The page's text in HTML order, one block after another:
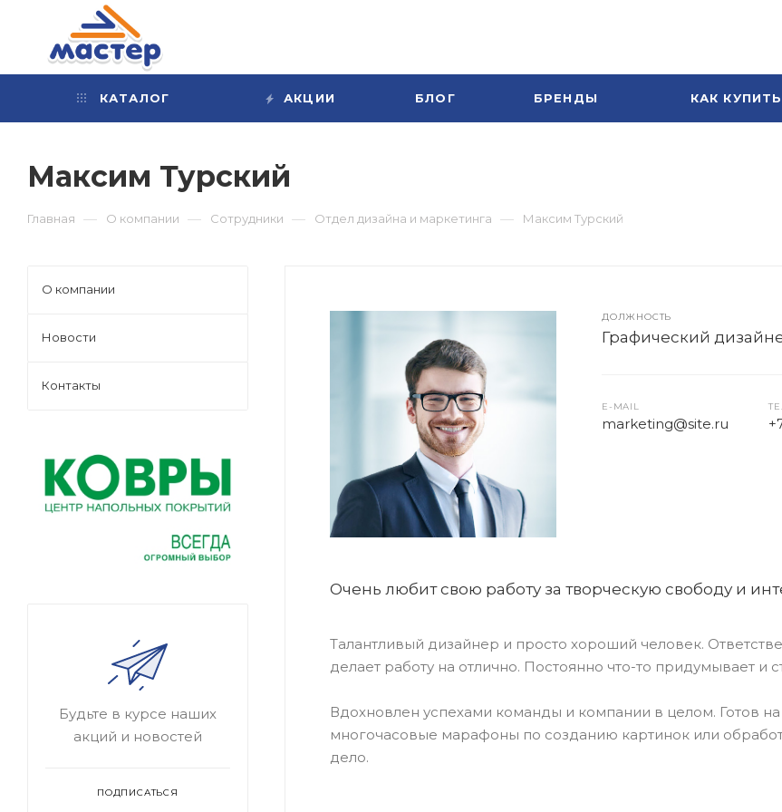
КАТАЛОГ АКЦИИ БЛОГ БРЕНДЫ КАК КУПИТЬ
Максим Турский
Главная — О компании — Сотрудники — Отдел дизайна и маркетинга — Максим Турский
ДОЛЖНОСТЬ
Графический
E-MAIL
marketing@site.ru
Очень любит свою работу за творческую свободу и
Талантливый дизайнер и просто хороший человек.
делает работу на отлично. Постоянно что-то придумывает и
Вдохновлен успехами команды и компании в целом. Готов
многочасовые марафоны по созданию картинок или
дело.
О компании
Новости
Контакты
Будьте в курсе наших
акций и новостей
ПОДПИСАТЬСЯ